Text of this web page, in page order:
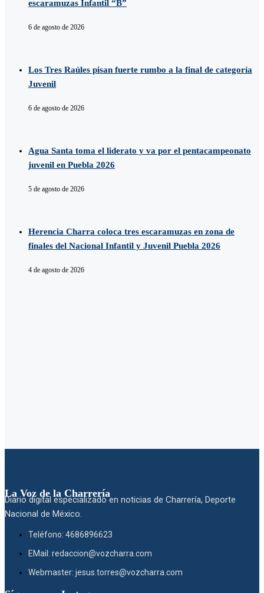
escaramuzas Infantil “B”
6 de agosto de 2026
Los Tres Raúles pisan fuerte rumbo a la final de categoría
Juvenil
6 de agosto de 2026
Agua Santa toma el liderato y va por el pentacampeonato
juvenil en Puebla 2026
5 de agosto de 2026
Herencia Charra coloca tres escaramuzas en zona de
finales del Nacional Infantil y Juvenil Puebla 2026
4 de agosto de 2026
La Voz de la Charrería
Diario digital especializado en noticias de Charrería, Deporte
Nacional de México.
Teléfono: 4686896623
EMail: redaccion@vozcharra.com
Webmaster: jesus.torres@vozcharra.com